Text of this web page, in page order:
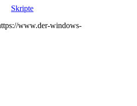
Skripte
www.der-windows-